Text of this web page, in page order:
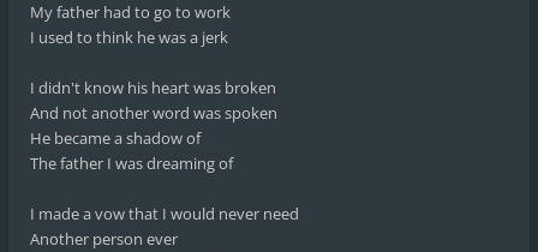
My father had to go to work
I used to think he was a jerk
I didn't know his heart was broken
And not another word was spoken
He became a shadow of
The father I was dreaming of
I made a vow that I would never need
Another person ever